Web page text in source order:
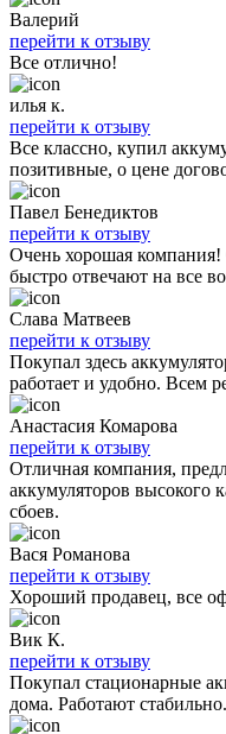
Валерий
перейти к отзыву
Все отлично!
илья к.
перейти к отзыву
Все классно, купил
позитивные, о цене
Павел Бенедиктов
перейти к отзыву
Очень хорошая
быстро отвечают на все
Слава Матвеев
перейти к отзыву
Покупал здесь
работает и удобно. Всем
Анастасия Комарова
перейти к отзыву
Отличная компания,
аккумуляторов высокого
сбоев.
Вася Романова
перейти к отзыву
Хороший продавец, все
Вик К.
перейти к отзыву
Покупал стационарные
дома. Работают